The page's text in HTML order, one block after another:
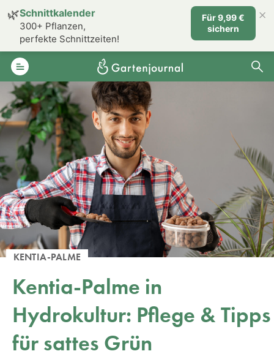
KENTIA-PALME
Kentia-Palme in
Hydrokultur: Pflege & Tipps
für sattes Grün
🌿Schnittkalender
300+ Pflanzen,
perfekte Schnittzeiten!
Für 9,99 €
sichern
×